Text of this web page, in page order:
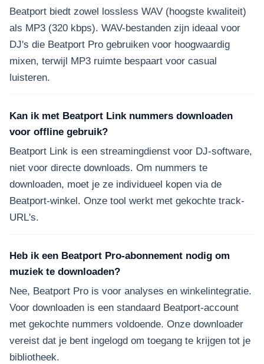
Beatport biedt zowel lossless WAV (hoogste kwaliteit)
als MP3 (320 kbps). WAV-bestanden zijn ideaal voor
DJ's die Beatport Pro gebruiken voor hoogwaardig
mixen, terwijl MP3 ruimte bespaart voor casual
luisteren.
Kan ik met Beatport Link nummers downloaden
voor offline gebruik?
Beatport Link is een streamingdienst voor DJ-software,
niet voor directe downloads. Om nummers te
downloaden, moet je ze individueel kopen via de
Beatport-winkel. Onze tool werkt met gekochte track-
URL's.
Heb ik een Beatport Pro-abonnement nodig om
muziek te downloaden?
Nee, Beatport Pro is voor analyses en winkelintegratie.
Voor downloaden is een standaard Beatport-account
met gekochte nummers voldoende. Onze downloader
vereist dat je bent ingelogd om toegang te krijgen tot je
bibliotheek.